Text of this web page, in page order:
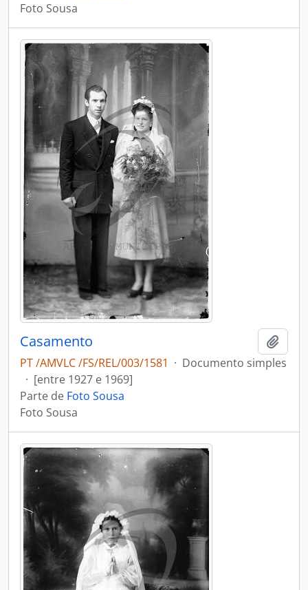
Foto Sousa
Casamento
PT /AMVLC /FS/REL/003/1581 · Documento simples
· [entre 1927 e 1969]
Parte de Foto Sousa
Foto Sousa